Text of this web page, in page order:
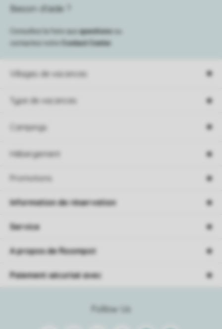
Villages de vacances
Type de vacances
Campings
Hébergement
Promotions
Besoin d’aide ?
Consultez la foire aux questions
contactez notre
Contact Center
Follow Us
Information de réservation
Service
A propos de Roompot
Paiement sécurisé avec